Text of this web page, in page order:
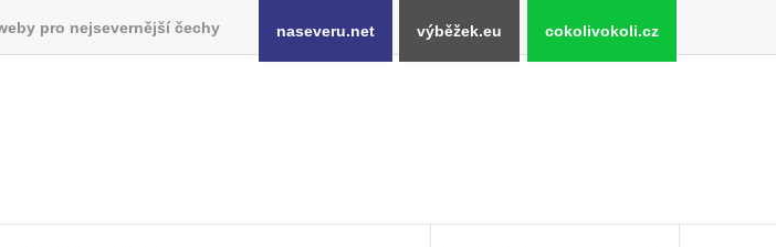
pro nejsevernější čechy naseveru.net výběžek.eu cokolivokoli.cz